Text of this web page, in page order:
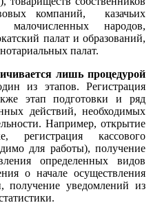
компаний, казачьих
народов,
палат и образований,
палат.
лишь процедурой
из этапов. Регистрация
этап подготовки и ряд
действий, необходимых
Например, открытие
регистрация кассового
для работы), получение
определенных видов
о начале осуществления
получение уведомлений из